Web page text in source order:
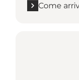
Come